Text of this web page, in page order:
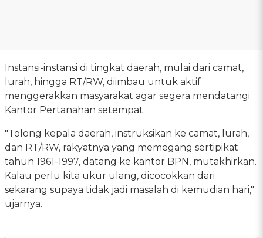
Instansi-instansi di tingkat daerah, mulai dari camat,
lurah, hingga RT/RW, diimbau untuk aktif
menggerakkan masyarakat agar segera mendatangi
Kantor Pertanahan setempat.
"Tolong kepala daerah, instruksikan ke camat, lurah,
dan RT/RW, rakyatnya yang memegang sertipikat
tahun 1961-1997, datang ke kantor BPN, mutakhirkan.
Kalau perlu kita ukur ulang, dicocokkan dari
sekarang supaya tidak jadi masalah di kemudian hari,"
ujarnya.